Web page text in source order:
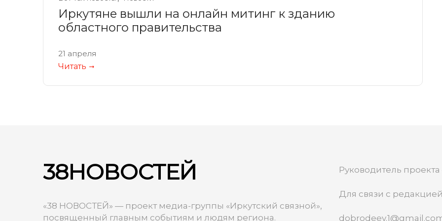
Иркутяне вышли на онлайн митинг к зданию
областного правительства
21 апреля
Читать
38НОВОСТЕЙ
«38 НОВОСТЕЙ» — проект медиа-группы «Иркутский связной»,
посвященный главным событиям и людям региона.
Руководитель
Для связи с